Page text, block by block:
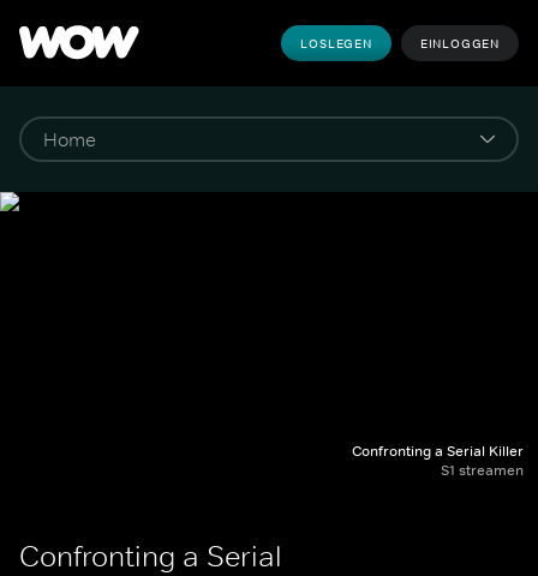
LOSLEGEN EINLOGGEN
Confronting a Serial Killer
S1 streamen
Confronting a Serial